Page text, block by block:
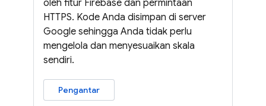
oleh fitur Firebase dan permintaan
HTTPS. Kode Anda disimpan di server
Google sehingga Anda tidak perlu
mengelola dan menyesuaikan skala
sendiri.
Pengantar